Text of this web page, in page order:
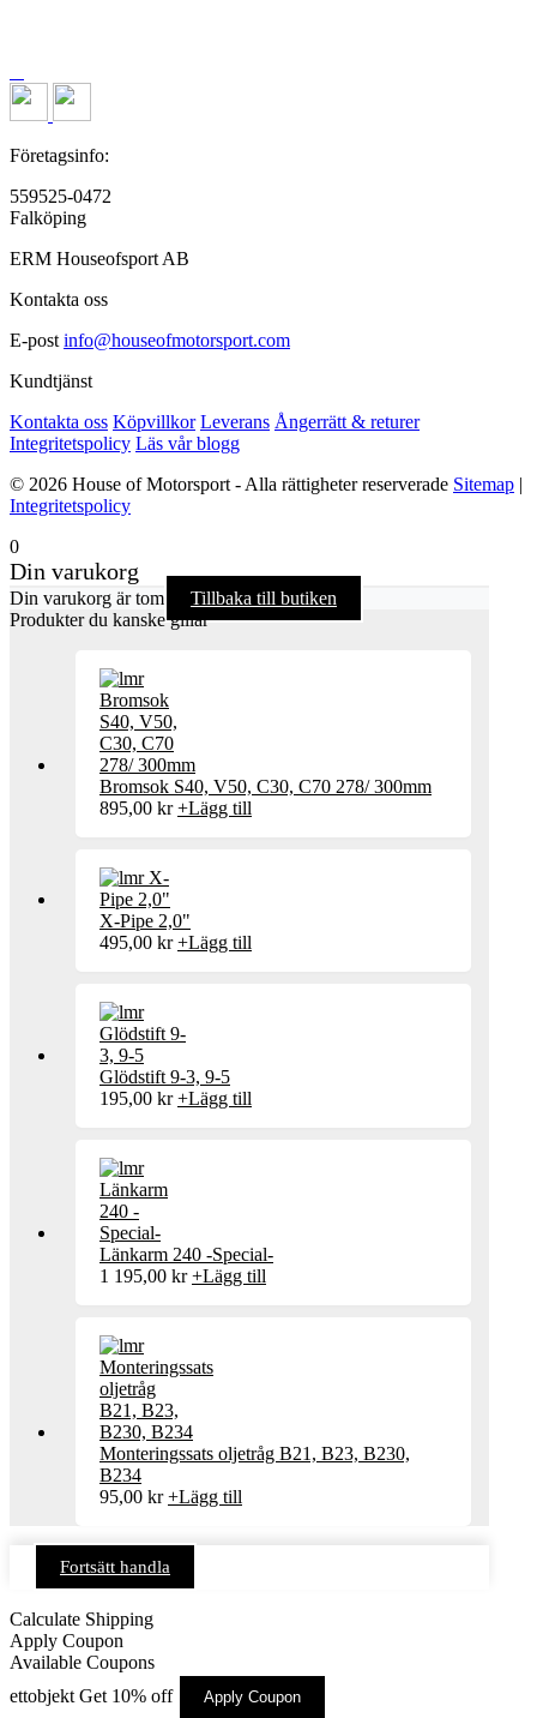
Företagsinfo:
559525-0472
Falköping
ERM Houseofsport AB
Kontakta oss
E-post info@houseofmotorsport.com
Kundtjänst
Kontakta oss Köpvillkor Leverans Ångerrätt & returer
Integritetspolicy Läs vår blogg
© 2026 House of Motorsport - Alla rättigheter reserverade Sitemap |
Integritetspolicy
0
Din varukorg
Din varukorg är tom
Tillbaka till butiken
Produkter du kanske gillar
Bromsok S40, V50, C30, C70 278/ 300mm
895,00 kr +Lägg till
X-Pipe 2,0"
495,00 kr +Lägg till
Glödstift 9-3, 9-5
195,00 kr +Lägg till
Länkarm 240 -Special-
1 195,00 kr +Lägg till
Monteringssats oljetråg B21, B23, B230,
B234
95,00 kr +Lägg till
Fortsätt handla
Calculate Shipping
Apply Coupon
Available Coupons
ettobjekt Get 10% off Apply Coupon